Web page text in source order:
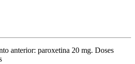
anterior: paroxetina 20 mg. Doses